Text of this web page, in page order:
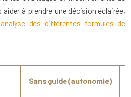
à prendre une décision éclairée,
analyse des différentes formules de
Sans guide (autonomie)